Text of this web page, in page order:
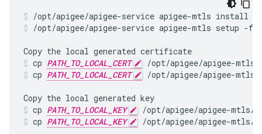
/opt/apigee/apigee-service apigee-mtls setup -
cp PATH_TO_LOCAL_CERT
/opt/apigee/apigee-mtls/
cp PATH_TO_LOCAL_CERT /opt/apigee/apigee-mtls/
cp PATH_TO_LOCAL_KEY
/opt/apigee/apigee-mtls/
cp PATH_TO_LOCAL_KEY /opt/apigee/apigee-mtls/